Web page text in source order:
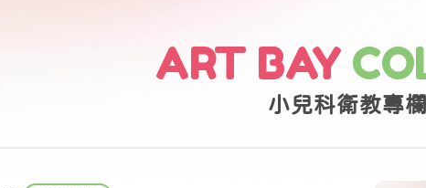
ART BAY
小兒科衛教專欄